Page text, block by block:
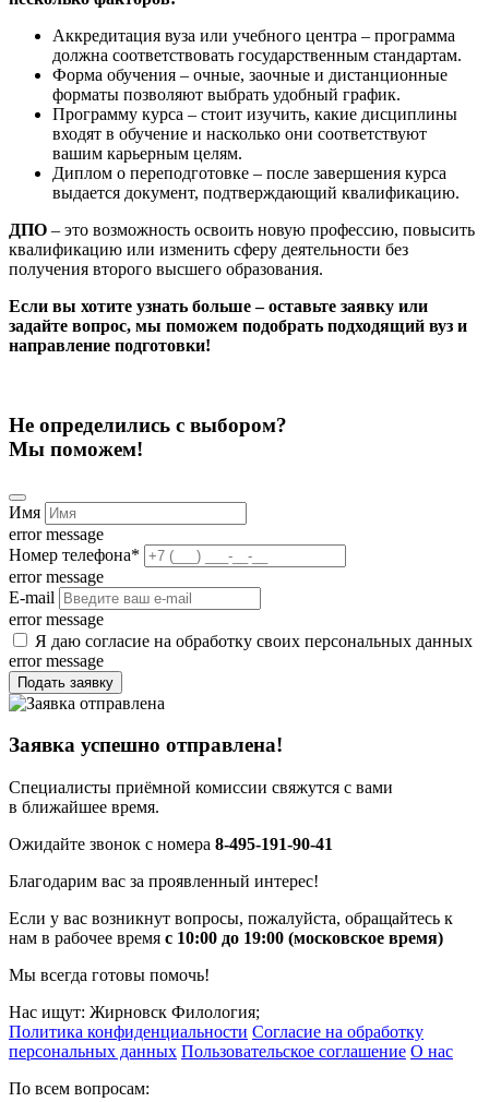
Аккредитация вуза или учебного центра – программа
должна соответствовать государственным стандартам.
Форма обучения – очные, заочные и дистанционные
форматы позволяют выбрать удобный график.
Программу курса – стоит изучить, какие дисциплины
входят в обучение и насколько они соответствуют
вашим карьерным целям.
Диплом о переподготовке – после завершения курса
выдается документ, подтверждающий квалификацию.
ДПО – это возможность освоить новую профессию, повысить
квалификацию или изменить сферу деятельности без
получения второго высшего образования.
Если вы хотите узнать больше – оставьте заявку или
задайте вопрос, мы поможем подобрать подходящий вуз и
направление подготовки!
Не определились с выбором?
Мы поможем!
Имя
error message
Номер телефона*
error message
E-mail
error message
Я даю согласие на обработку своих персональных данных
error message
Подать заявку
Заявка успешно отправлена!
Специалисты приёмной комиссии свяжутся с вами
в ближайшее время.
Ожидайте звонок с номера 8-495-191-90-41
Благодарим вас за проявленный интерес!
Если у вас возникнут вопросы, пожалуйста, обращайтесь к
нам в рабочее время с 10:00 до 19:00 (московское время)
Мы всегда готовы помочь!
Нас ищут: Жирновск Филология;
Политика конфиденциальности Согласие на обработку
персональных данных Пользовательское соглашение О нас
По всем вопросам: